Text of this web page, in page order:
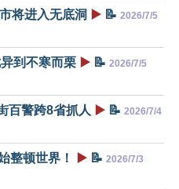
将进入无底洞 ▶️ 📝 2026/7/5
到不寒而栗 ▶️ 📝 2026/7/5
百警跨8省抓人 ▶️ 📝 2026/7/4
整顿世界！ ▶️ 📝 2026/7/3